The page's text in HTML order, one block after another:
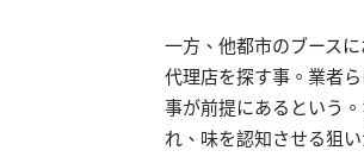
一方、他都市のブース
代理店を探す事。業者
事が前提にあるという
れ、味を認知させる狙